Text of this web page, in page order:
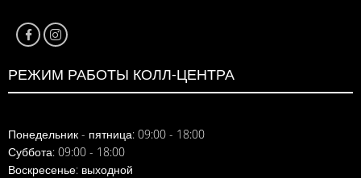
РЕЖИМ РАБОТЫ КОЛЛ-ЦЕНТРА
Понедельник - пятница: 09:00 - 18:00
Суббота: 09:00 - 18:00
Воскресенье: выходной